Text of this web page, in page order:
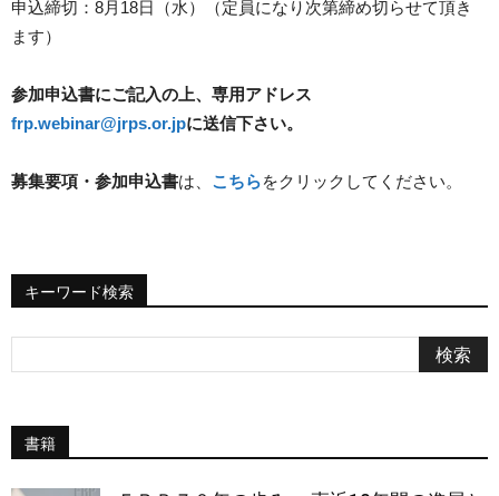
申込締切：8月18日（水）（定員になり次第締め切らせて頂き
ます）
参加申込書にご記入の上、専用アドレス
frp.webinar@jrps.or.jpに送信下さい。
募集要項・参加申込書は、 こちらをクリックしてください。
キーワード検索
書籍